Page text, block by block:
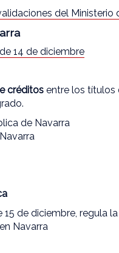
del Ministerio
14 de diciembre
créditos entre los títulos
de Navarra
15 de diciembre, regula la
en Navarra